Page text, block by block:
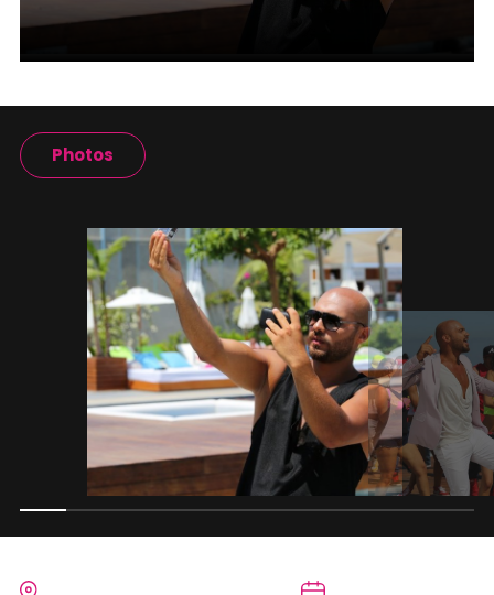
Photos